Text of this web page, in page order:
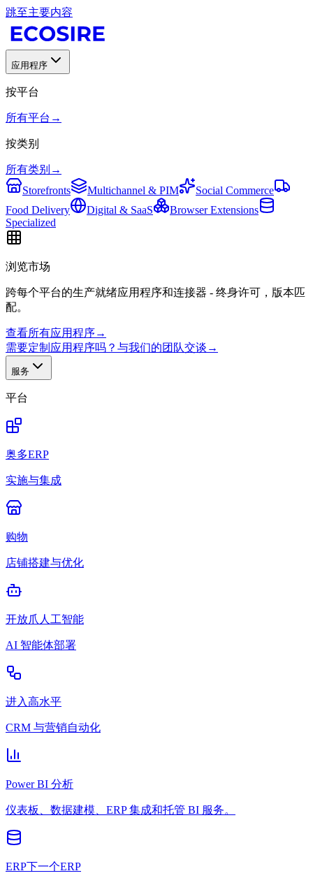
跳至主要内容
应用程序
按平台
所有平台 →
按类别
所有类别 →
Storefronts
Multichannel & PIM
Social Commerce
Food Delivery
Digital & SaaS
Browser Extensions
Specialized
浏览市场
跨每个平台的生产就绪应用程序和连接器 - 终身许可，版本匹
配。
查看所有应用程序→
需要定制应用程序吗？与我们的团队交谈 →
服务
平台
奥多ERP
实施与集成
购物
店铺搭建与优化
开放爪人工智能
AI 智能体部署
进入高水平
CRM 与营销自动化
Power BI 分析
仪表板、数据建模、ERP 集成和托管 BI 服务。
ERP下一个ERP